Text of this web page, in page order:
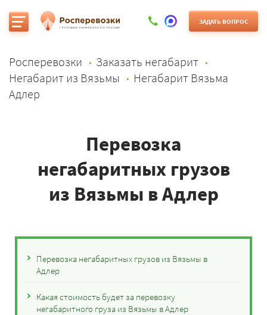
ЗАДАТЬ ВОПРОС
Росперевозки
Заказать негабарит
Негабарит из Вязьмы
Негабарит Вязьма
Адлер
Перевозка
негабаритных грузов
из Вязьмы в Адлер
Перевозка негабаритных грузов из Вязьмы в
Адлер
Какая стоимость будет за перевозку
негабаритного груза из Вязьмы в Адлер